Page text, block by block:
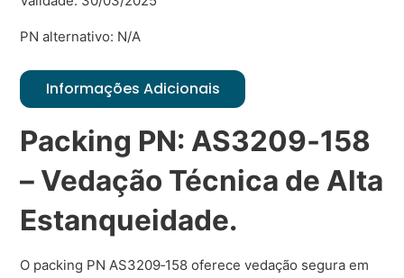
PN alternativo: N/A
Informações Adicionais
Packing PN: AS3209‑158
– Vedação Técnica de Alta
Estanqueidade.
O packing PN AS3209‑158 oferece vedação segura em